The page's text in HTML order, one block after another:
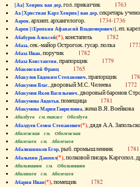
[Аа] Хенрик ван дер, гол. приказчик 1763
Аа [Христиан Карл Хенрик] ван дер, секретарь
Аарон, архиеп. архангелогор. 1734-1736
Аарон [(Еропкин Афанасий Владимирович)], еп.
Абабуров Алексей(*), констапель 1782
Абаза, сек.-майор Острогож. гусар. полка
Абаза Иван, поручик 1782
Абаза Константин, прапорщик 1779
Абаковский Франц 1765
Абакулов Евдоким Степанович, прапорщик
Абакумов Влас, дворовый М.С. Челеева 1772
Абакумов Яков Васильевич, дворовый баронов
Абакумова Авдотья, помещица 1781
Абакумова Мария Гавриловна, жена В.Я.
Абалдуев см. также Оболдуев
Абалдуев Семен Степанович(*), дядя А.А.
Абаленская см. Оболенская
Абалешев см. Аболешев
Абалишников Егор, рыб. промышленник 1781
Абалыхин Даниил(*), полковой писарь
Абальянинов см. Обольянинов
Абаляшев см. Аболешев
Абарин Иван(*), помещик 1782